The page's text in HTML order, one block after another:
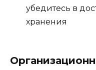
убедитесь в
хранения